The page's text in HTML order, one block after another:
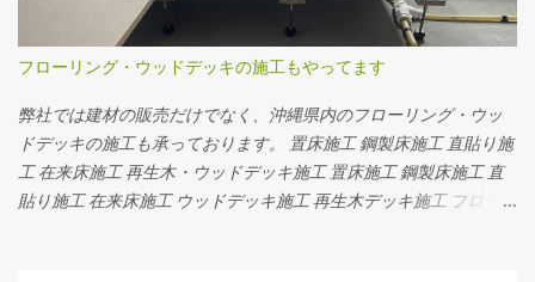
やディスクサンダーでフローリングの表面を研磨して平らにした
後、それぞれの好みの塗装で仕上げます。 日本では一般的に面取
りのフローリングが好まれているようです。 一方で海外や、沖縄
では面無しのフローリングが多く使われています。 お問い合わせ
｜アースフローリング
フローリング・ウッドデッキの施工もやってます
弊社では建材の販売だけでなく、沖縄県内のフローリング・ウッ
ドデッキの施工も承っております。 置床施工 鋼製床施工 直貼り施
工 在来床施工 再生木・ウッドデッキ施工 置床施工 鋼製床施工 直
貼り施工 在来床施工 ウッドデッキ施工 再生木デッキ施工 フローリ